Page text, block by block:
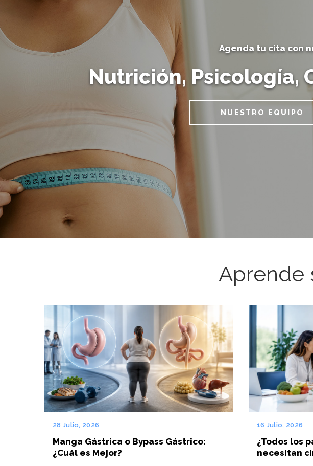
Agenda tu cita con
Nutrición, Psicología,
NUESTRO EQUIPO
Aprende
28 Julio, 2026
Manga Gástrica o Bypass Gástrico:
¿Cuál es Mejor?
16 Julio, 2026
¿Todos los
necesitan